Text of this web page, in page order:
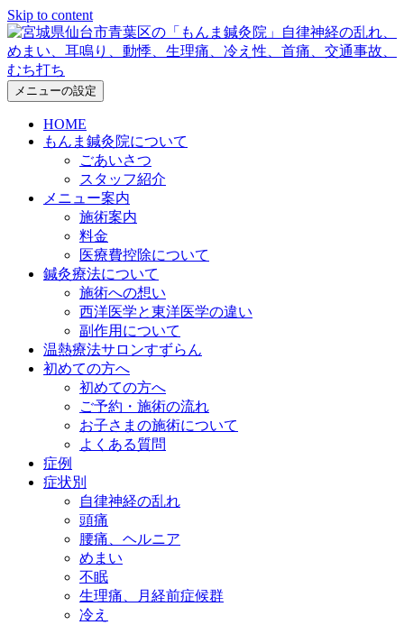
Skip to content
メニューの設定
HOME
もんま鍼灸院について
ごあいさつ
スタッフ紹介
メニュー案内
施術案内
料金
医療費控除について
鍼灸療法について
施術への想い
西洋医学と東洋医学の違い
副作用について
温熱療法サロンすずらん
初めての方へ
初めての方へ
ご予約・施術の流れ
お子さまの施術について
よくある質問
症例
症状別
自律神経の乱れ
頭痛
腰痛、ヘルニア
めまい
不眠
生理痛、月経前症候群
冷え